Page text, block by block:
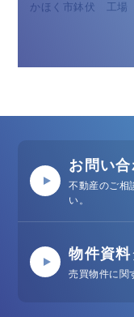
かほく市鉢伏 工
お問い
不動産のご相
い。
物件資
売買物件に関